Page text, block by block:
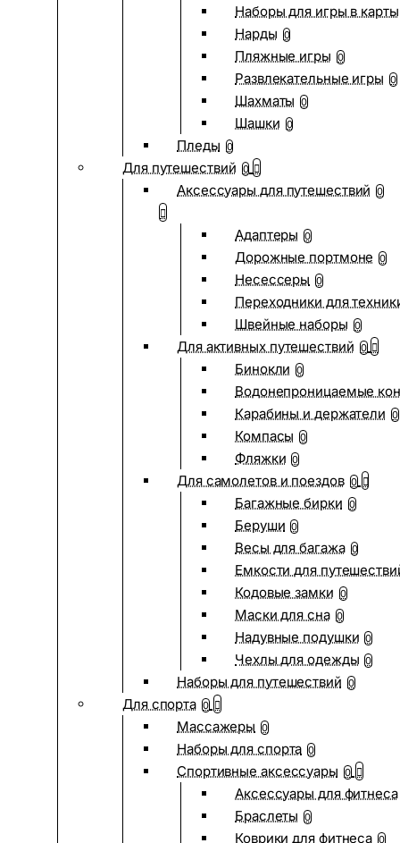
Наборы для игры в карты
Нарды 0
Пляжные игры 0
Развлекательные игры 0
Шахматы 0
Шашки 0
Пледы 0
Для путешествий 0
Аксессуары для путешествий 0
Адаптеры 0
Дорожные портмоне 0
Несессеры 0
Переходники для
Швейные наборы 0
Для активных путешествий 0
Бинокли 0
Водонепроницаемые
Карабины и держатели 0
Компасы 0
Фляжки 0
Для самолетов и поездов 0
Багажные бирки 0
Беруши 0
Весы для багажа 0
Емкости для
Кодовые замки 0
Маски для сна 0
Надувные подушки 0
Чехлы для одежды 0
Наборы для путешествий 0
Для спорта 0
Массажеры 0
Наборы для спорта 0
Спортивные аксессуары 0
Аксессуары для фитнеса
Браслеты 0
Коврики для фитнеса 0